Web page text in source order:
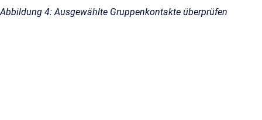
Abbildung 4: Ausgewählte Gruppenkontakte überprüfen